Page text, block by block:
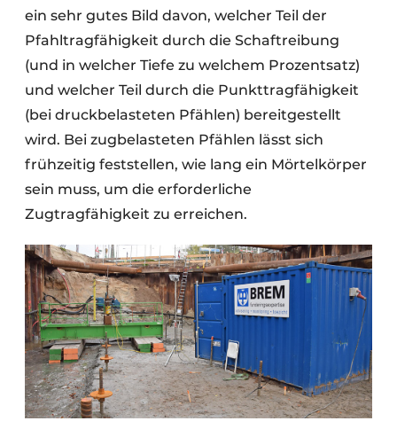
ein sehr gutes Bild davon, welcher Teil der
Pfahltragfähigkeit durch die Schaftreibung
(und in welcher Tiefe zu welchem Prozentsatz)
und welcher Teil durch die Punkttragfähigkeit
(bei druckbelasteten Pfählen) bereitgestellt
wird. Bei zugbelasteten Pfählen lässt sich
frühzeitig feststellen, wie lang ein Mörtelkörper
sein muss, um die erforderliche
Zugtragfähigkeit zu erreichen.